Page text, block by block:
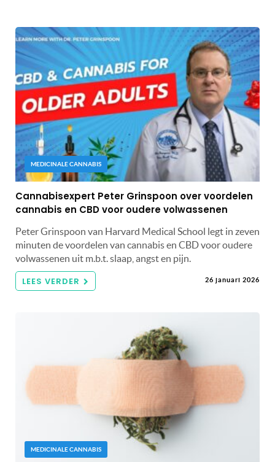
MEDICINALE CANNABIS
Cannabisexpert Peter Grinspoon over voordelen
cannabis en CBD voor oudere volwassenen
Peter Grinspoon van Harvard Medical School legt in zeven
minuten de voordelen van cannabis en CBD voor oudere
volwassenen uit m.b.t. slaap, angst en pijn.
LEES VERDER 26 januari 2026
MEDICINALE CANNABIS